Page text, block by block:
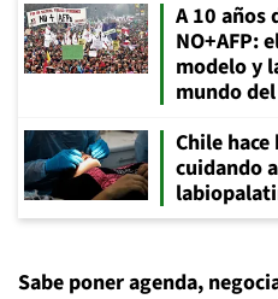
A 10 años
NO+AFP:
modelo y
mundo
Chile hace
cuidando
Sabe poner agenda,